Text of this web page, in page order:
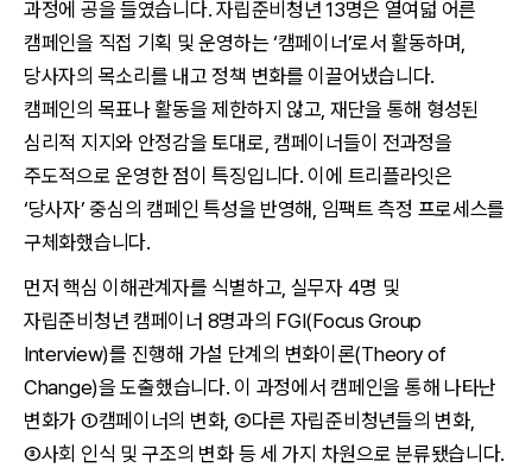
과정에 공을 들였습니다. 자립준비청년 13명은 열여덟 어른
캠페인을 직접 기획 및 운영하는 ‘캠페이너’로서 활동하며,
당사자의 목소리를 내고 정책 변화를 이끌어냈습니다.
캠페인의 목표나 활동을 제한하지 않고, 재단을 통해 형성된
심리적 지지와 안정감을 토대로, 캠페이너들이 전과정을
주도적으로 운영한 점이 특징입니다. 이에 트리플라잇은
‘당사자’ 중심의 캠페인 특성을 반영해, 임팩트 측정 프로세스를
구체화했습니다.
먼저 핵심 이해관계자를 식별하고, 실무자 4명 및
자립준비청년 캠페이너 8명과의 FGI(Focus Group
Interview)를 진행해 가설 단계의 변화이론(Theory of
Change)을 도출했습니다. 이 과정에서 캠페인을 통해 나타난
변화가 ①캠페이너의 변화, ②다른 자립준비청년들의 변화,
③사회 인식 및 구조의 변화 등 세 가지 차원으로 분류됐습니다.